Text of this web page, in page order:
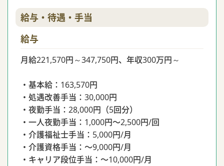
給与・待遇・手当
給与
月給221,570円～347,750円、年収300万円～
・基本給：163,570円
・処遇改善手当：30,000円
・夜勤手当：28,000円（5回分）
・一人夜勤手当：1,000円〜2,500円/回
・介護福祉士手当：5,000円/月
・介護資格手当：〜9,000円/月
・キャリア段位手当：〜10,000円/月